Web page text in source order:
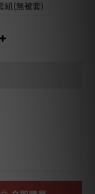
組(無被套)